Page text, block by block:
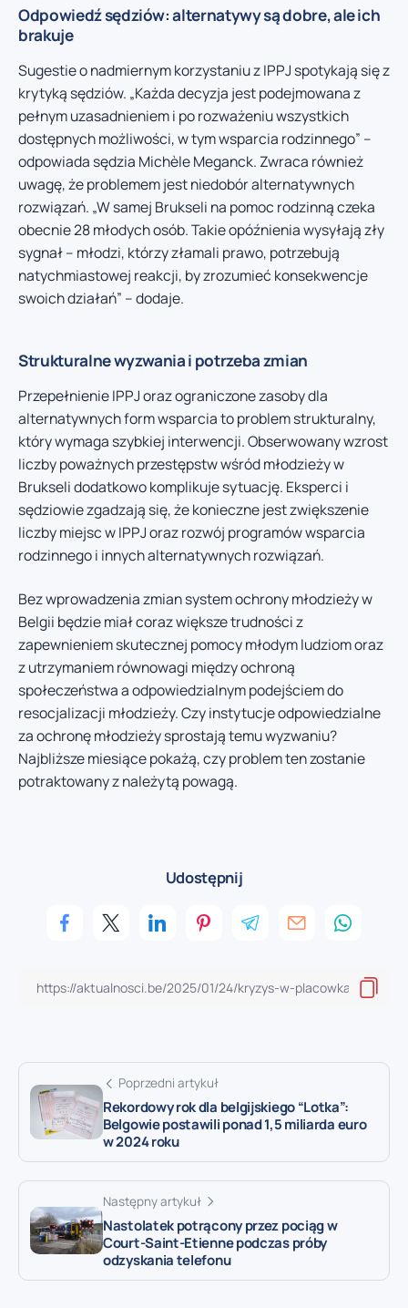
Odpowiedź sędziów: alternatywy są dobre, ale ich
brakuje
Sugestie o nadmiernym korzystaniu z IPPJ spotykają się z
krytyką sędziów. „Każda decyzja jest podejmowana z
pełnym uzasadnieniem i po rozważeniu wszystkich
dostępnych możliwości, w tym wsparcia rodzinnego” –
odpowiada sędzia Michèle Meganck. Zwraca również
uwagę, że problemem jest niedobór alternatywnych
rozwiązań. „W samej Brukseli na pomoc rodzinną czeka
obecnie 28 młodych osób. Takie opóźnienia wysyłają zły
sygnał – młodzi, którzy złamali prawo, potrzebują
natychmiastowej reakcji, by zrozumieć konsekwencje
swoich działań” – dodaje.
Strukturalne wyzwania i potrzeba zmian
Przepełnienie IPPJ oraz ograniczone zasoby dla
alternatywnych form wsparcia to problem strukturalny,
który wymaga szybkiej interwencji. Obserwowany wzrost
liczby poważnych przestępstw wśród młodzieży w
Brukseli dodatkowo komplikuje sytuację. Eksperci i
sędziowie zgadzają się, że konieczne jest zwiększenie
liczby miejsc w IPPJ oraz rozwój programów wsparcia
rodzinnego i innych alternatywnych rozwiązań.
Bez wprowadzenia zmian system ochrony młodzieży w
Belgii będzie miał coraz większe trudności z
zapewnieniem skutecznej pomocy młodym ludziom oraz
z utrzymaniem równowagi między ochroną
społeczeństwa a odpowiedzialnym podejściem do
resocjalizacji młodzieży. Czy instytucje odpowiedzialne
za ochronę młodzieży sprostają temu wyzwaniu?
Najbliższe miesiące pokażą, czy problem ten zostanie
potraktowany z należytą powagą.
Udostępnij
Poprzedni artykuł
Rekordowy rok dla belgijskiego “Lotka”:
Belgowie postawili ponad 1,5 miliarda euro
w 2024 roku
Następny artykuł
Nastolatek potrącony przez pociąg w
Court-Saint-Etienne podczas próby
odzyskania telefonu